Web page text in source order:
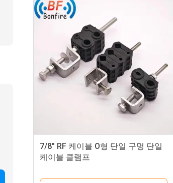
7/8" RF 케이블 O형 단일 구멍 단일
케이블 클램프